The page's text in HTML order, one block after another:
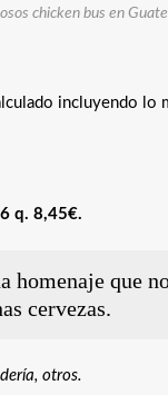
chicken bus en
incluyendo lo
q. 8,45€.
homenaje que
cervezas.
otros.